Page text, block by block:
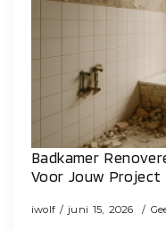
Badkamer
Voor Jouw Project
iwolf juni 15, 2026